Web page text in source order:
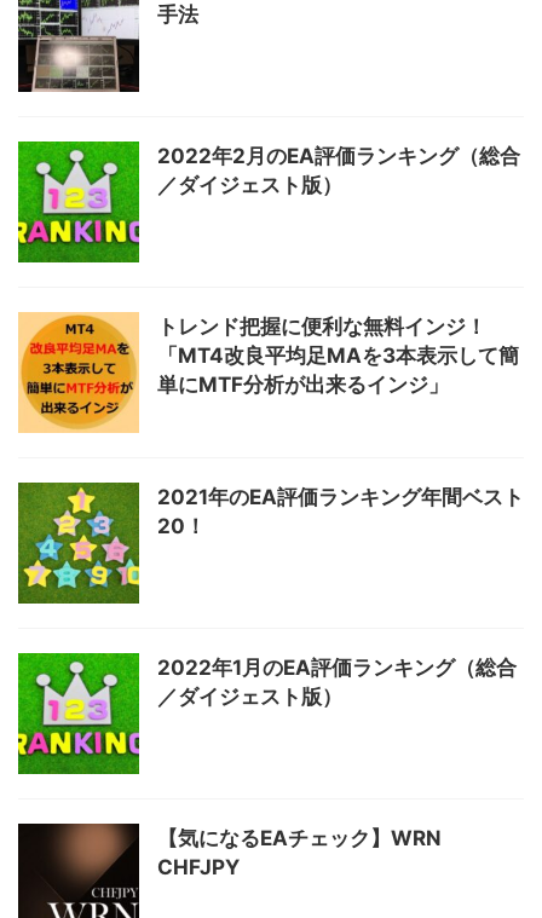
手法
2022年2月のEA評価ランキング（総合
／ダイジェスト版）
トレンド把握に便利な無料インジ！
「MT4改良平均足MAを3本表示して簡
単にMTF分析が出来るインジ」
2021年のEA評価ランキング年間ベスト
20！
2022年1月のEA評価ランキング（総合
／ダイジェスト版）
【気になるEAチェック】WRN
CHFJPY